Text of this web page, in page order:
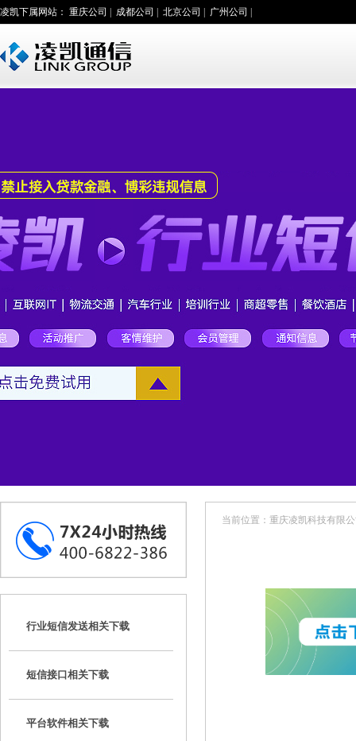
凌凯下属网站： 重庆公司 成都公司 北京公司 广州公司
行业短信发送相关下载
短信接口相关下载
平台软件相关下载
当前位置： 重庆凌凯科技有限